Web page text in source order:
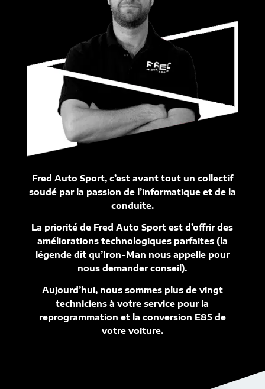
Fred Auto Sport, c’est avant tout un collectif
soudé par la passion de l’informatique et de la
conduite.
La priorité de Fred Auto Sport est d’offrir des
améliorations technologiques parfaites (la
légende dit qu’Iron-Man nous appelle pour
nous demander conseil).
Aujourd’hui, nous sommes plus de vingt
techniciens à votre service pour la
reprogrammation et la conversion E85 de
votre voiture.